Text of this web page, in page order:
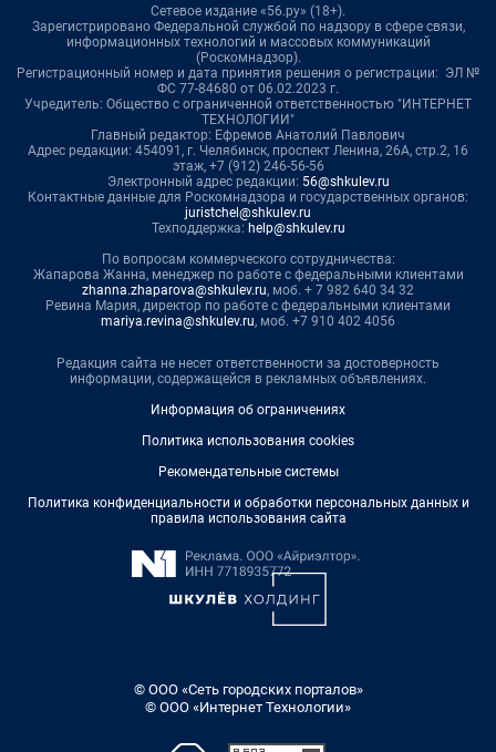
Сетевое издание «56.ру» (18+).
Зарегистрировано Федеральной службой по надзору в сфере связи,
информационных технологий и массовых коммуникаций
(Роскомнадзор).
Регистрационный номер и дата принятия решения о регистрации: ЭЛ №
ФС 77-84680 от 06.02.2023 г.
Учредитель: Общество с ограниченной ответственностью "ИНТЕРНЕТ
ТЕХНОЛОГИИ"
Главный редактор: Ефремов Анатолий Павлович
Адрес редакции: 454091, г. Челябинск, проспект Ленина, 26А, стр.2, 16
этаж, +7 (912) 246-56-56
Электронный адрес редакции: 56@shkulev.ru
Контактные данные для Роскомнадзора и государственных органов:
juristchel@shkulev.ru
Техподдержка: help@shkulev.ru
По вопросам коммерческого сотрудничества:
Жапарова Жанна, менеджер по работе с федеральными клиентами
zhanna.zhaparova@shkulev.ru, моб. + 7 982 640 34 32
Ревина Мария, директор по работе с федеральными клиентами
mariya.revina@shkulev.ru, моб. +7 910 402 4056
Редакция сайта не несет ответственности за достоверность
информации, содержащейся в рекламных объявлениях.
Информация об ограничениях
Политика использования cookies
Рекомендательные системы
Политика конфиденциальности и обработки персональных данных и
правила использования сайта
© ООО «Сеть городских порталов»
© ООО «Интернет Технологии»